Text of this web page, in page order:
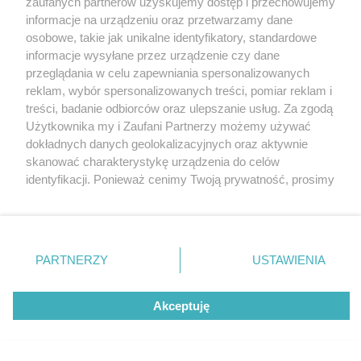
Tarnowskie Góry
Ruda Śląska
Świętochłowice
Tychy
Bytom
Katowice
Gliwice
Zabrze
Zagłębie
Redakcja
Newsletter
Reklama
informacje na urządzeniu oraz przetwarzamy dane
osobowe, takie jak unikalne identyfikatory, standardowe
informacje wysyłane przez urządzenie czy dane
przeglądania w celu zapewniania spersonalizowanych
reklam, wybór spersonalizowanych treści, pomiar reklam i
treści, badanie odbiorców oraz ulepszanie usług. Za zgodą
Użytkownika my i Zaufani Partnerzy możemy używać
dokładnych danych geolokalizacyjnych oraz aktywnie
skanować charakterystykę urządzenia do celów
identyfikacji. Ponieważ cenimy Twoją prywatność, prosimy
prywatności znajdujący się w lewym dolnym rogu strony
. Niektóre rodzaje przetwarzania danych nie wymagają
zgody użytkownika, ale masz prawo sprzeciwić się
takiemu przetwarzaniu. Preferencje będą miały
zastosowania tylko na tej witrynie.
PARTNERZY USTAWIENIA
Akceptuję